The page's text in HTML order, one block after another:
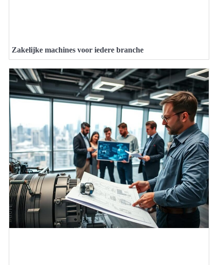
Zakelijke machines voor iedere branche